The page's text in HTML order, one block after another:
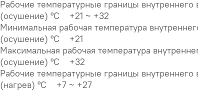
Рабочие температурные границы внутреннего
(осушение) °C +21 ~ +32
Минимальная рабочая температура
(осушение) °C +21
Максимальная рабочая температура
(осушение) °C +32
Рабочие температурные границы внутреннего
(нагрев) °C +7 ~ +27